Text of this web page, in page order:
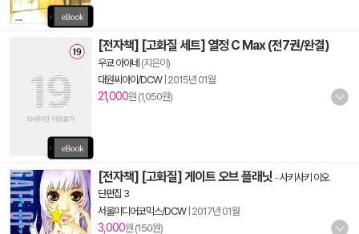
[전자책] [고화질 세트] 열정 C Max (전7권/완결)
우쿄 아야네 (지은이)
대원씨아이/DCW| 2015년 01월
21,000원 (1,050원)
[전자책] [고화질] 게이트 오브 플래닛 -사키사키 이오
단편집 3
서울미디어코믹스/DCW| 2017년 01월
3,000원 (150원)